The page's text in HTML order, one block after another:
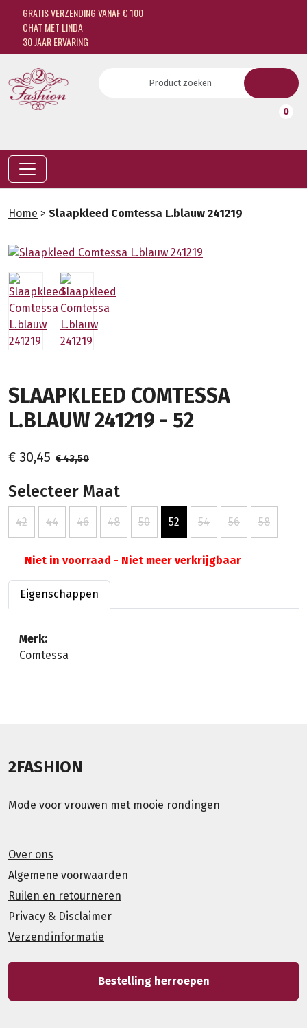
GRATIS VERZENDING VANAF € 100
CHAT MET LINDA
30 JAAR ERVARING
0
Home > Slaapkleed Comtessa L.blauw 241219
SLAAPKLEED COMTESSA
L.BLAUW 241219 - 52
€ 30,45 € 43,50
Selecteer Maat
42 44 46 48 50 52 54 56 58
Niet in voorraad - Niet meer verkrijgbaar
Eigenschappen
Merk:
Comtessa
2FASHION
Mode voor vrouwen met mooie rondingen
Over ons
Algemene voorwaarden
Ruilen en retourneren
Privacy & Disclaimer
Verzendinformatie
Bestelling herroepen